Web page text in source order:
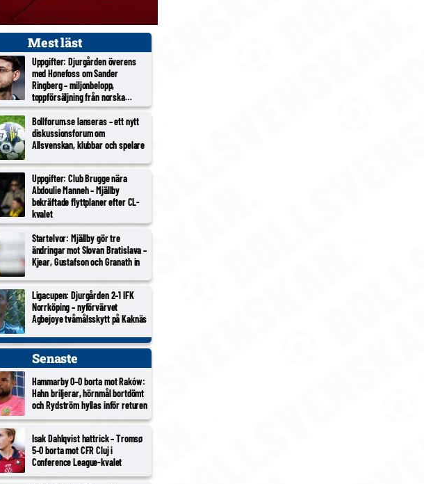
Mest läst
Uppgifter: Djurgården överens
med Hønefoss om Sander
Ringberg – miljonbelopp,
toppförsäljning från norska
tredjeligan
Bollforum.se lanseras – ett nytt
diskussionsforum om
Allsvenskan, klubbar och spelare
Uppgifter: Club Brugge nära
Abdoulie Manneh – Mjällby
bekräftade flyttplaner efter CL-
kvalet
Startelvor: Mjällby gör tre
ändringar mot Slovan Bratislava –
Kjear, Gustafson och Granath in
Ligacupen: Djurgården 2–1 IFK
Norrköping – nyförvärvet
Agbejoye tvåmålsskytt på Kaknäs
Senaste
Hammarby 0–0 borta mot Raków:
Hahn briljerar, hörnmål bortdömt
och Rydström hyllas inför returen
Isak Dahlqvist hattrick – Tromsø
5–0 borta mot CFR Cluj i
Conference League-kvalet